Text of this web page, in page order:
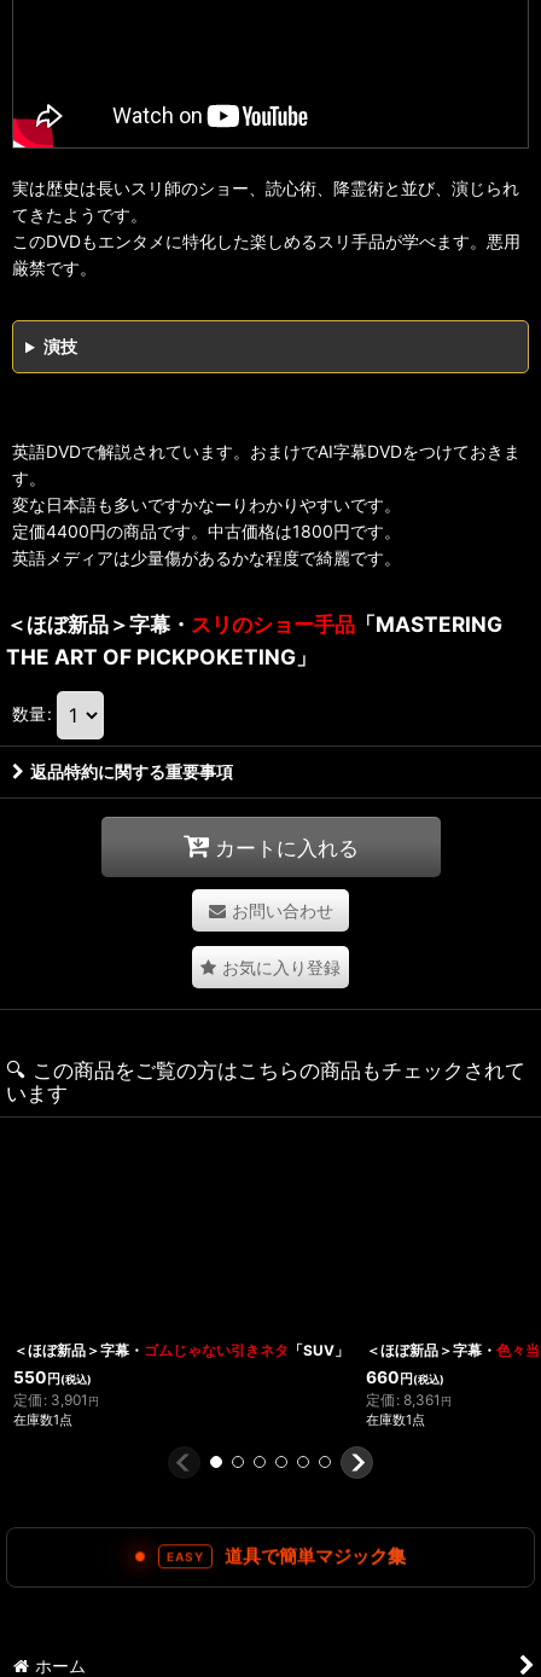
実は歴史は長いスリ師のショー、読心術、降霊術と並び、演じられ
てきたようです。
このDVDもエンタメに特化した楽しめるスリ手品が学べます。悪用
厳禁です。
演技
英語DVDで解説されています。おまけでAI字幕DVDをつけておきま
す。
変な日本語も多いですかなーりわかりやすいです。
定価4400円の商品です。中古価格は1800円です。
英語メディアは少量傷があるかな程度で綺麗です。
＜ほぼ新品＞字幕・ スリのショー手品 「MASTERING
THE ART OF PICKPOKETING」
数量:
返品特約に関する重要事項
カートに入れる
お問い合わせ
お気に入り登録
🔍️ この商品をご覧の方はこちらの商品もチェックされて
います
＜ほぼ新品＞字幕・ ゴムじゃない引きネタ 「SUV」
550 円(税込)
定価 : 3,901 円
在庫数1点
＜ほぼ新品＞字幕・ 色々
660 円(税込)
定価 : 8,361 円
在庫数1点
EASY 道具で簡単マジック集
ホーム